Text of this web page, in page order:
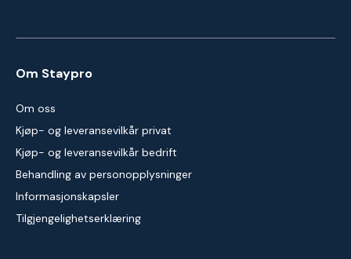
Om Staypro
Om oss
Kjøp- og leveransevilkår privat
Kjøp- og leveransevilkår bedrift
Behandling av personopplysninger
Informasjonskapsler
Tilgjengelighetserklæring